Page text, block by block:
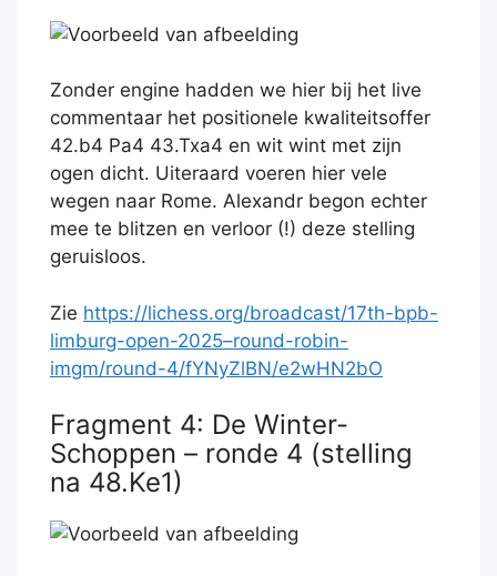
Zonder engine hadden we hier bij het live
commentaar het positionele kwaliteitsoffer
42.b4 Pa4 43.Txa4 en wit wint met zijn
ogen dicht. Uiteraard voeren hier vele
wegen naar Rome. Alexandr begon echter
mee te blitzen en verloor (!) deze stelling
geruisloos.
Zie https://lichess.org/broadcast/17th-bpb-
limburg-open-2025–round-robin-
imgm/round-4/fYNyZlBN/e2wHN2bO
Fragment 4: De Winter-
Schoppen – ronde 4 (stelling
na 48.Ke1)